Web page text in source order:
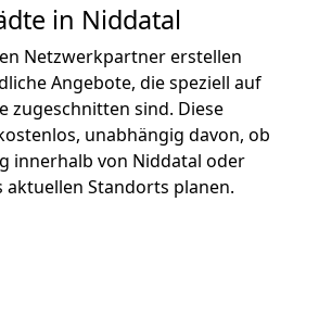
in Niddatal
Netzwerkpartner erstellen
Angebote, die speziell auf
zugeschnitten sind. Diese
unabhängig davon, ob
innerhalb von Niddatal oder
Standorts planen.